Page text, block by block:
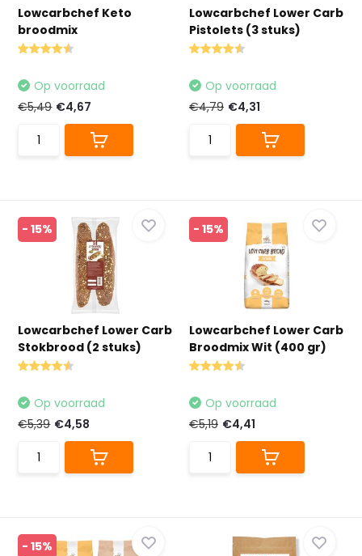
Lowcarbchef Keto
broodmix
Op voorraad
€5,49 €4,67
Lowcarbchef Lower Carb
Pistolets (3 stuks)
Op voorraad
€4,79 €4,31
- 15%
Lowcarbchef Lower Carb
Stokbrood (2 stuks)
Op voorraad
€5,39 €4,58
- 15%
Lowcarbchef Lower Carb
Broodmix Wit (400 gr)
Op voorraad
€5,19 €4,41
- 15%